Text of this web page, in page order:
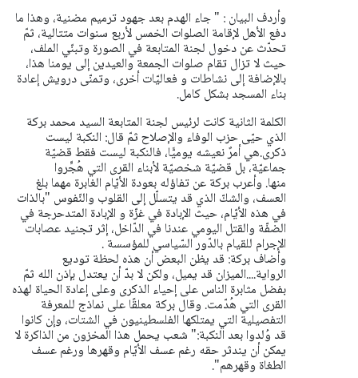
وأردف البيان : " جاء الهدم بعد جهود ترميم مضنية، وهذا ما
دفع الأهل لإقامة الصلوات الخمس لأربع سنوات متتالية، ثمّ
تحدّث عن دخول لجنة المتابعة في الصورة وتبنّي الملف،
حيث لا تزال تقام صلوات الجمعة والعيدين إلى يومنا هذا،
بالإضافة إلى نشاطات و فعاليّات أخرى، وتمنّى درويش إعادة
بناء المسجد بشكل كامل.
الكلمة الثانية كانت لرئيس لجنة المتابعة السيد محمد بركة
الذي حيّى حزب الوفاء والإصلاح ثمّ قال: النكبة ليست
ذكرى.هي أمرٌ نعيشه يوميًّا، فالنكبة ليست فقط قضيّة
جماعيّة، بل قضيّة شخصيّة لأبناء القرى التي هُجٍّروا
منها. وأعرب بركة عن تفاؤله بعودة الأيّام الغابرة مهما بلغ
العسف، والشكّ الذي قد يتسلّل إلى القلوب والنّفوس "بالذات
في هذه الأيّام، حيث الإبادة في غزّة و الإبادة المتدحرجة في
الضفّة والقتل اليومي عندنا في الدّاخل، إثر تجنيد عصابات
الإجرام للقيام بالدّور السّياسي للمؤسسة .
وأضاف بركة: قد يظن البعض أن هذه لحظة توديع
الرواية....الميزان قد يميل، ولكن لا بدّ أن يعتدل بإذن الله ثمّ
بفضل مثابرة الناس على إحياء الذكرى وعلى إعادة الحياة لهذه
القرى التي هُدّمت. وقال بركة معلقًا على نماذج للمعرفة
التفصيلية التي يمتلكها الفلسطينيون في الشتات، وإن كانوا
قد وُلدوا بعد النكبة:" شعب يحمل هذا المخزون من الذاكرة لا
يمكن أن يندثر حقه رغم عسف الأيّام وقهرها ورغم عسف
الطغاة وقهرهم".